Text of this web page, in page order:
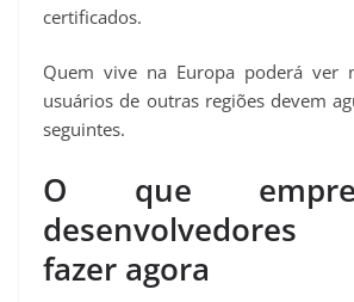
certificados.
Quem vive na Europa poderá ver
usuários de outras regiões devem
seguintes.
O que
desenvolvedores
fazer agora